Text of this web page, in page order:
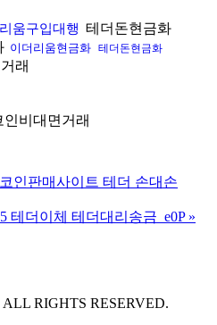
움구입대행 테더돈현금화
이더리움현금화 테더돈현금화
래
인비대면거래
인판매사이트 테더 손대손
테더이체 테더대리송금_e0P »
RIGHTS RESERVED.